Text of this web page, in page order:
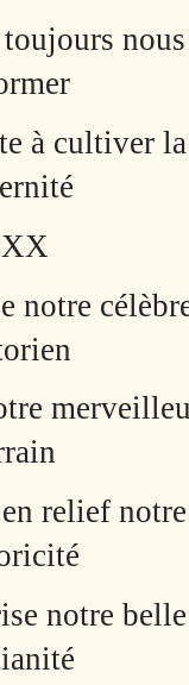
nous
à cultiver la
notre
relief notre
notre belle